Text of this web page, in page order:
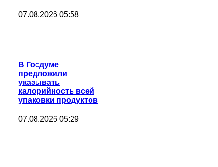
07.08.2026 05:58
В Госдуме
предложили
указывать
калорийность всей
упаковки продуктов
07.08.2026 05:29